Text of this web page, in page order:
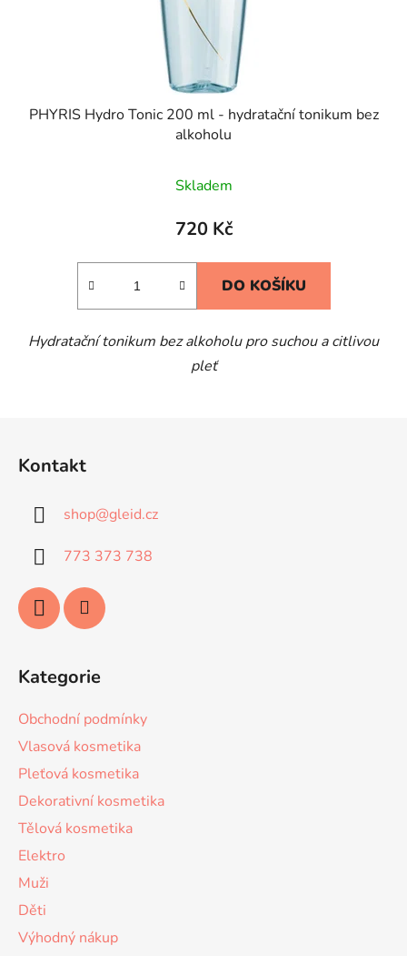
PHYRIS Hydro Tonic 200 ml - hydratační tonikum bez
alkoholu
Skladem
720 Kč
DO KOŠÍKU
Hydratační tonikum bez alkoholu pro suchou a citlivou
pleť
Kontakt
shop@gleid.cz
773 373 738
Kategorie
Obchodní podmínky
Vlasová kosmetika
Pleťová kosmetika
Dekorativní kosmetika
Tělová kosmetika
Elektro
Muži
Děti
Výhodný nákup